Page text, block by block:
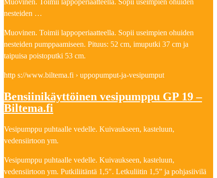
Muovinen. Toimii lappoperiaatteella. Sopii useimpien ohuiden
nesteiden …
Muovinen. Toimii lappoperiaatteella. Sopii useimpien ohuiden
nesteiden pumppaamiseen. Pituus: 52 cm, imuputki 37 cm ja
taipuisa poistoputki 53 cm.
http s://www.biltema.fi › uppopumput-ja-vesipumput
Bensiinikäyttöinen vesipumppu GP 19 –
Biltema.fi
Vesipumppu puhtaalle vedelle. Kuivaukseen, kasteluun,
vedensiirtoon ym.
Vesipumppu puhtaalle vedelle. Kuivaukseen, kasteluun,
vedensiirtoon ym. Putkiliitäntä 1,5″. Letkuliitin 1,5” ja pohjasiivilä